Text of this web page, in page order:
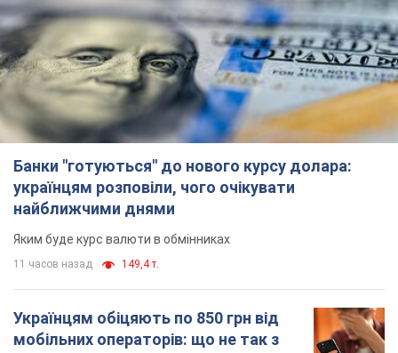
українцям розповіли, чого очікувати
найближчими днями
Яким буде курс валюти в обмінниках
11 часов назад 149,4 т.
Українцям обіцяють по 850 грн від
мобільних операторів: що не так з
цими повідомленнями
Як не потрапити в пастку шахраїв
6.08.2026 21:02 14,0 т.
Найдорожчий футболіст "Динамо"
забив "Карабаху" вже на 10-й хвилині
матчу. Відео